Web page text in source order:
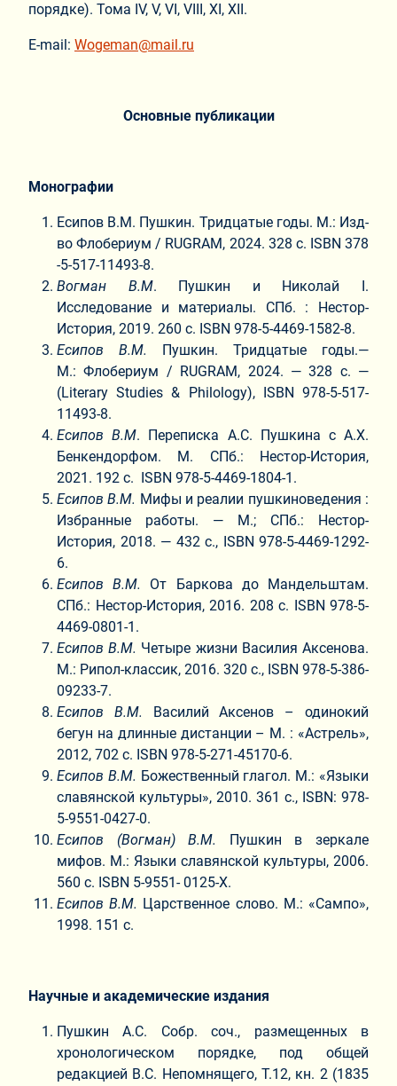
порядке). Тома IV, V, VI, VIII, ХI, ХII.
E-mail: Wogeman@mail.ru
Основные публикации
Монографии
Есипов В.М. Пушкин. Тридцатые годы. М.: Изд-
во Флобериум / RUGRAM, 2024. 328 с. ISBN 378
-5-517-11493-8.
Вогман В.М. Пушкин и Николай I.
Исследование и материалы. СПб. : Нестор-
История, 2019. 260 с. ISBN 978-5-4469-1582-8.
Есипов В.М.
Пушкин. Тридцатые годы.—
М.: Флобериум / RUGRAM, 2024. — 328 с. —
(Literary Studies & Philology), ISBN 978-5-517-
11493-8.
Есипов В.М. Переписка А.С. Пушкина с А.Х.
Бенкендорфом. М. СПб.: Нестор-История,
2021. 192 с. ISBN 978-5-4469-1804-1.
Есипов В.М. Мифы и реалии пушкиноведения :
Избранные работы. — М.; СПб.: Нестор-
История, 2018. — 432 с., ISBN 978-5-4469-1292-
6.
Есипов В.М. От Баркова до Мандельштам.
СПб.: Нестор-История, 2016. 208 с. ISBN 978-5-
4469-0801-1.
Есипов В.М. Четыре жизни Василия Аксенова.
М.: Рипол-классик, 2016. 320 с., ISBN 978-5-386-
09233-7.
Есипов В.М.
Василий Аксенов – одинокий
бегун на длинные дистанции – М. : «Астрель»,
2012, 702 с. ISBN 978-5-271-45170-6.
Есипов В.М. Божественный глагол. М.: «Языки
славянской культуры», 2010. 361 с., ISBN: 978-
5-9551-0427-0.
Есипов (Вогман) В.М.
Пушкин в зеркале
мифов. М.: Языки славянской культуры, 2006.
560 с. ISBN 5-9551- 0125-X.
Есипов В.М. Царственное слово. М.: «Сампо»,
1998. 151 с.
Научные и академические издания
Пушкин А.С. Собр. соч., размещенных в
хронологическом порядке, под общей
редакцией В.С. Непомнящего, Т.12, кн. 2 (1835